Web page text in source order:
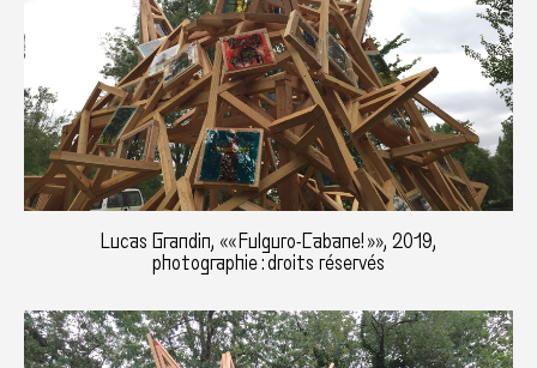
Lucas Grandin, «« Fulguro-Cabane! »», 2019,
photographie : droits réservés